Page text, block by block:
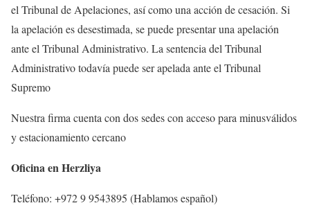
el Tribunal de Apelaciones, así como una acción de cesación. Si
la apelación es desestimada, se puede presentar una apelación
ante el Tribunal Administrativo. La sentencia del Tribunal
Administrativo todavía puede ser apelada ante el Tribunal
Supremo
Nuestra firma cuenta con dos sedes con acceso para minusválidos
y estacionamiento cercano
Oficina en Herzliya
Teléfono: +972 9 9543895 (Hablamos español)